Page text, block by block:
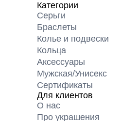
Категории
Серьги
Браслеты
Колье и подвески
Кольца
Аксессуары
Мужская/Унисекс
Сертификаты
Для клиентов
О нас
Про украшения